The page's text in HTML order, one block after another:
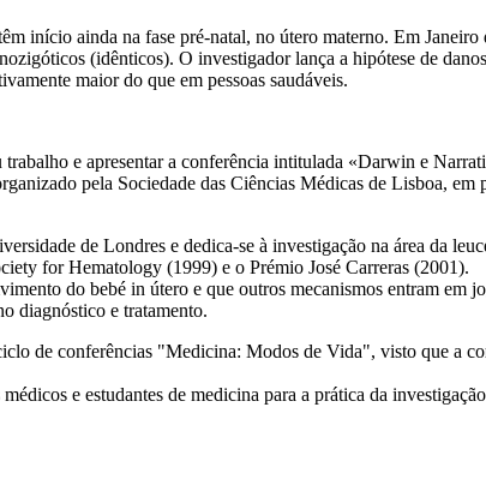
início ainda na fase pré-natal, no útero materno. Em
(idênticos). O investigador lança a hipótese de
maior do que em pessoas saudáveis.
e apresentar a conferência intitulada «Darwin e
pela Sociedade das Ciências Médicas de Lisboa, em
de Londres e dedica-se à investigação na área da
for Hematology (1999) e o Prémio José Carreras (2001).
do bebé in útero e que outros mecanismos entram em
diagnóstico e tratamento.
de conferências "Medicina: Modos de Vida", visto que a
e estudantes de medicina para a prática da